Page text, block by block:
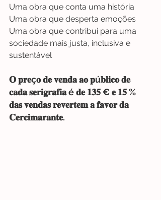
Uma obra que conta uma história
Uma obra que desperta emoções
Uma obra que contribui para uma
sociedade mais justa, inclusiva e
sustentável
𝐎 𝐩𝐫𝐞ç𝐨 𝐝𝐞 𝐯𝐞𝐧𝐝𝐚 𝐚𝐨 𝐩ú𝐛𝐥𝐢𝐜𝐨 𝐝𝐞
𝐜𝐚𝐝𝐚 𝐬𝐞𝐫𝐢𝐠𝐫𝐚𝐟𝐢𝐚 é 𝐝𝐞 𝟏𝟑𝟓 € 𝐞 𝟏𝟓 %
𝐝𝐚𝐬 𝐯𝐞𝐧𝐝𝐚𝐬 𝐫𝐞𝐯𝐞𝐫𝐭𝐞𝐦 𝐚 𝐟𝐚𝐯𝐨𝐫 𝐝𝐚
𝐂𝐞𝐫𝐜𝐢𝐦𝐚𝐫𝐚𝐧𝐭𝐞.